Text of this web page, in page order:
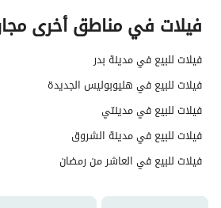
فيلات في مناطق أخرى
فيلات للبيع في مدينة بدر
فيلات للبيع في هليوبوليس الجديدة
فيلات للبيع في مدينتي
فيلات للبيع في مدينة الشروق
فيلات للبيع في العاشر من رمضان